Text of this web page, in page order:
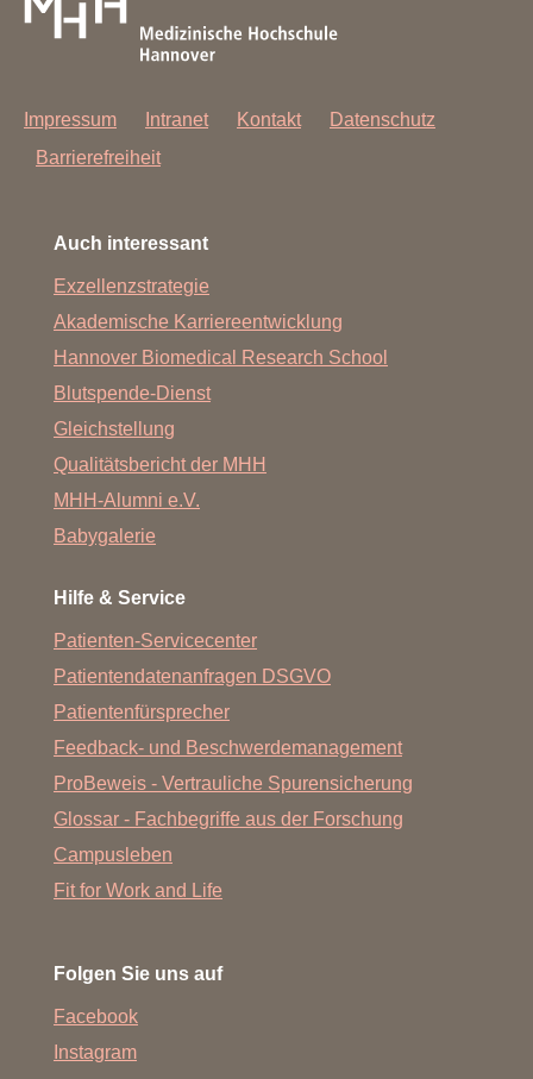
Impressum Intranet Kontakt
Datenschutz
Barrierefreiheit
Auch interessant
Exzellenzstrategie
Akademische Karriereentwicklung
Hannover Biomedical Research School
Blutspende-Dienst
Gleichstellung
Qualitätsbericht der MHH
MHH-Alumni e.V.
Babygalerie
Hilfe & Service
Patienten-Servicecenter
Patientendatenanfragen DSGVO
Patientenfürsprecher
Feedback- und Beschwerdemanagement
ProBeweis - Vertrauliche Spurensicherung
Glossar - Fachbegriffe aus der Forschung
Campusleben
Fit for Work and Life
Folgen Sie uns auf
Facebook
Instagram